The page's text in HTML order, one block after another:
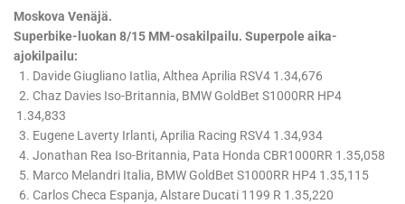
Moskova Venäjä.
Superbike-luokan 8/15 MM-osakilpailu. Superpole aika-
ajokilpailu:
1. Davide Giugliano Iatlia, Althea Aprilia RSV4 1.34,676
2. Chaz Davies Iso-Britannia, BMW GoldBet S1000RR HP4
1.34,833
3. Eugene Laverty Irlanti, Aprilia Racing RSV4 1.34,934
4. Jonathan Rea Iso-Britannia, Pata Honda CBR1000RR 1.35,058
5. Marco Melandri Italia, BMW GoldBet S1000RR HP4 1.35,115
6. Carlos Checa Espanja, Alstare Ducati 1199 R 1.35,220